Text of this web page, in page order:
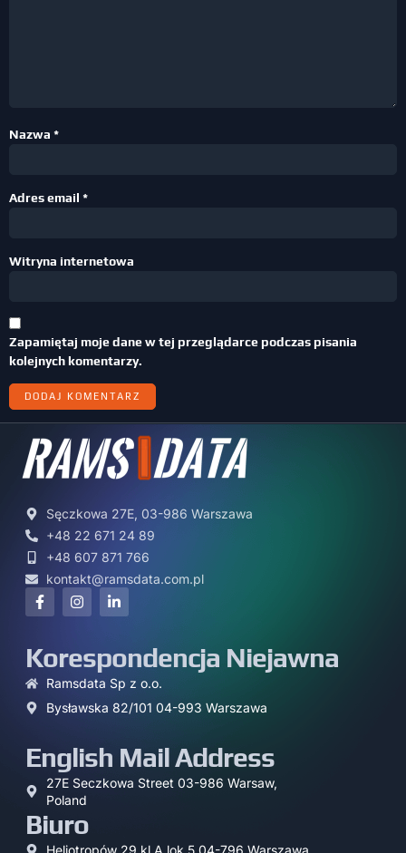
Nazwa *
Adres email *
Witryna internetowa
Zapamiętaj moje dane w tej przeglądarce podczas pisania
kolejnych komentarzy.
Sęczkowa 27E, 03-986 Warszawa
+48 22 671 24 89
+48 607 871 766
kontakt@ramsdata.com.pl
Korespondencja Niejawna
Ramsdata Sp z o.o.
Bysławska 82/101 04-993 Warszawa
English Mail Address
27E Seczkowa Street 03-986 Warsaw,
Poland
Biuro